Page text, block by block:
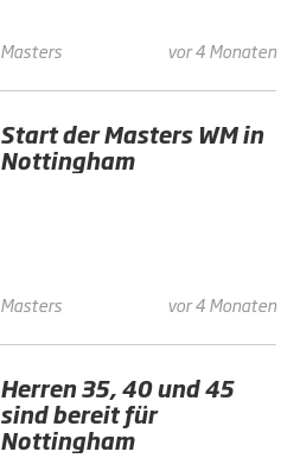
Masters vor 4 Monaten
Start der Masters WM in
Nottingham
Masters vor 4 Monaten
Herren 35, 40 und 45
sind bereit für
Nottingham